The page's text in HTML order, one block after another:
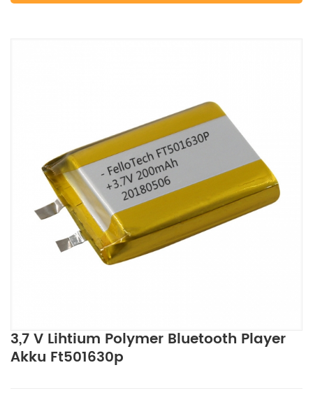
3,7 V Lihtium Polymer Bluetooth Player
Akku Ft501630p